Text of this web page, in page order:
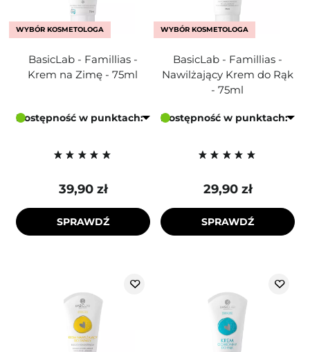
WYBÓR KOSMETOLOGA
BasicLab - Famillias -
Krem na Zimę - 75ml
Dostępność w punktach:
39,90 zł
SPRAWDŹ
WYBÓR KOSMETOLOGA
BasicLab - Famillias -
Nawilżający Krem do Rąk
- 75ml
Dostępność w punktach:
29,90 zł
SPRAWDŹ